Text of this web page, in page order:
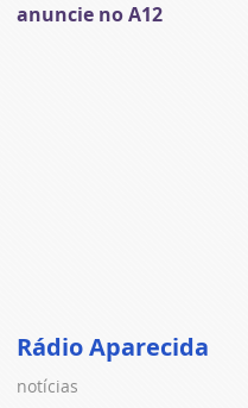
anuncie no A12
Rádio Aparecida
notícias